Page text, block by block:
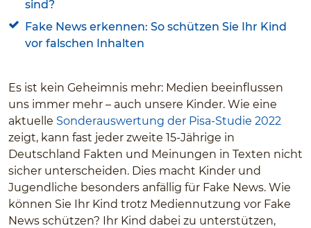
sind?
Fake News erkennen: So schützen Sie Ihr Kind
vor falschen Inhalten
Es ist kein Geheimnis mehr: Medien beeinflussen
uns immer mehr – auch unsere Kinder. Wie eine
aktuelle Sonderauswertung der Pisa-Studie 2022
zeigt, kann fast jeder zweite 15-Jährige in
Deutschland Fakten und Meinungen in Texten nicht
sicher unterscheiden. Dies macht Kinder und
Jugendliche besonders anfällig für Fake News. Wie
können Sie Ihr Kind trotz Mediennutzung vor Fake
News schützen? Ihr Kind dabei zu unterstützen,